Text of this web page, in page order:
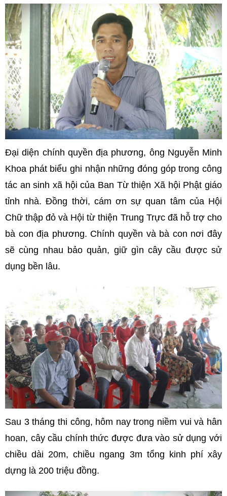
Đại diện chính quyền địa phương, ông Nguyễn Minh
Khoa phát biểu ghi nhận những đóng góp trong công
tác an sinh xã hội của Ban Từ thiện Xã hội Phật giáo
tỉnh nhà. Đồng thời, cám ơn sự quan tâm của Hội
Chữ thập đỏ và Hội từ thiện Trung Trực đã hỗ trợ cho
bà con địa phương. Chính quyền và bà con nơi đây
sẽ cùng nhau bảo quản, giữ gìn cây cầu được sử
dụng bền lâu.
Sau 3 tháng thi công, hôm nay trong niềm vui và hân
hoan, cây cầu chính thức được đưa vào sử dụng với
chiều dài 20m, chiều ngang 3m tổng kinh phí xây
dựng là 200 triệu đồng.